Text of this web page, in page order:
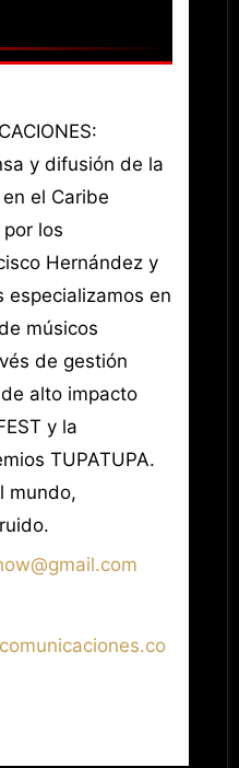
y difusión de la
el Caribe
los
Hernández y
especializamos en
músicos
de gestión
alto impacto
y la
TUPATUPA.
mundo,